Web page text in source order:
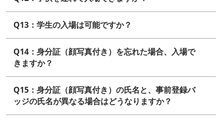
Q13：学生の入場は可能ですか？
Q14：身分証（顔写真付き）を忘れた場合、入場で
きますか？
Q15：身分証（顔写真付き）の氏名と、事前登録バ
ッジの氏名が異なる場合はどうなりますか？